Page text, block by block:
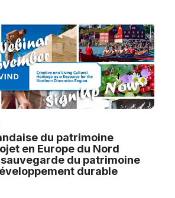
du patrimoine
en Europe du Nord
du patrimoine
durable